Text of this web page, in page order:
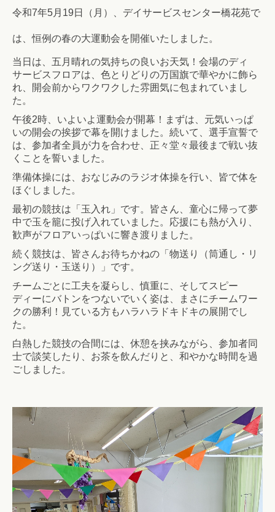
令和7年5月19日（月）、デイサービスセンター橋花苑で
は、恒例の春の大運動会を開催いたしました。
当日は、五月晴れの気持ちの良いお天気！会場のディ
サービスフロアは、色とりどりの万国旗で華やかに飾ら
れ、開会前からワクワクした雰囲気に包まれていまし
た。
午後2時、いよいよ運動会が開幕！まずは、元気いっぱ
いの開会の挨拶で幕を開けました。続いて、選手宣誓で
は、参加者全員が力を合わせ、正々堂々最後まで戦い抜
くことを誓いました。
準備体操には、おなじみのラジオ体操を行い、皆で体を
ほぐしました。
最初の競技は「玉入れ」です。皆さん、童心に帰って夢
中で玉を籠に投げ入れていました。応援にも熱が入り、
歓声がフロアいっぱいに響き渡りました。
続く競技は、皆さんお待ちかねの「物送り（筒通し・リ
ング送り・玉送り）」です。
チームごとに工夫を凝らし、慎重に、そしてスピー
ディーにバトンをつないでいく姿は、まさにチームワー
クの勝利！見ている方もハラハラドキドキの展開でし
た。
白熱した競技の合間には、休憩を挟みながら、参加者同
士で談笑したり、お茶を飲んだりと、和やかな時間を過
ごしました。